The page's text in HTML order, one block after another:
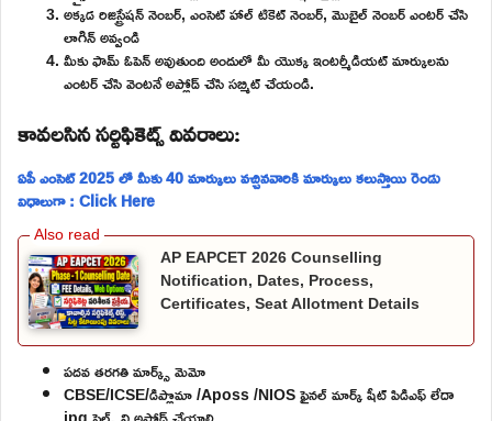
అక్కడ రిజిస్ట్రేషన్ నెంబర్, ఎంసెట్ హాల్ టికెట్ నెంబర్, మొబైల్ నెంబర్ ఎంటర్ చేసి
లాగిన్ అవ్వండి
మీకు ఫామ్ ఓపెన్ అవుతుంది అందులో మీ యొక్క ఇంటర్మీడియట్ మార్కులను
ఎంటర్ చేసి వెంటనే అప్లోడ్ చేసి సబ్మిట్ చేయండి.
కావలసిన సర్టిఫికెట్స్ వివరాలు:
ఏపీ ఎంసెట్ 2025 లో మీకు 40 మార్కులు వచ్చినవారికి మార్కులు కలుస్తాయి రెండు
విధాలుగా : Click Here
AP EAPCET 2026 Counselling
Notification, Dates, Process,
Certificates, Seat Allotment Details
పదవ తరగతి మార్క్స్ మెమో
CBSE/ICSE/డిప్లొమా /Aposs /NIOS ఫైనల్ మార్క్ షీట్ పిడిఎఫ్ లేదా